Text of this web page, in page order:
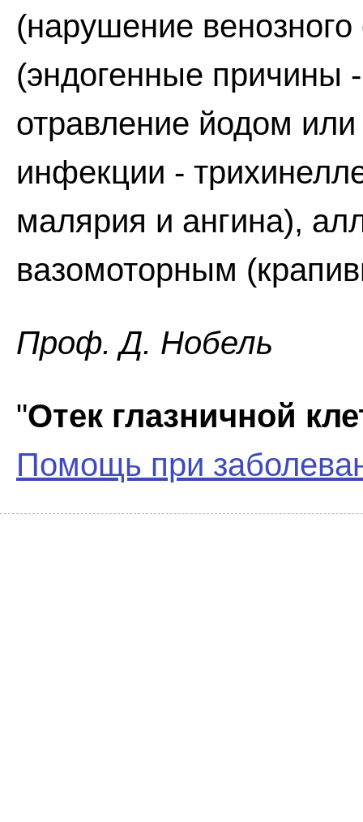
(нарушение венозного
(эндогенные причины
отравление йодом
инфекции -
малярия и ангина),
вазомоторным
Проф. Д. Нобель
"Отек глазничной
Помощь при